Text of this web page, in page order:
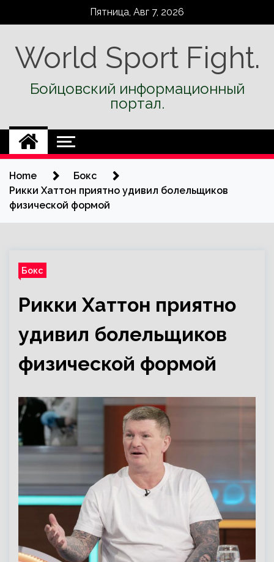
Пятница, Авг 7, 2026
World Sport Fight.
Бойцовский информационный
портал.
Home
Бокс
Рикки Хаттон приятно удивил болельщиков
физической формой
Бокс
Рикки Хаттон приятно
удивил болельщиков
физической формой